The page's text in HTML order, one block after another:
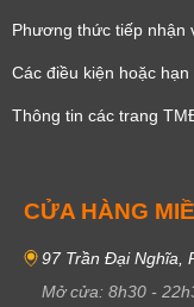
Phương thức tiếp nhận
Các điều kiện hoặc
Thông tin các trang
CỬA HÀNG
97 Trần Đại Nghĩa,
Mở cửa: 8h30 -